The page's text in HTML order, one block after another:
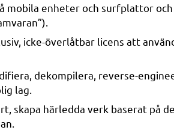
mobila enheter och surfplattor
icke-överlåtbar licens att
dekompilera, reverse-
lag.
härledda verk baserat på